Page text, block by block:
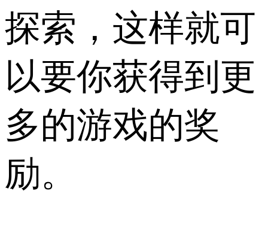
探索，这样就可
以要你获得到更
多的游戏的奖
励。